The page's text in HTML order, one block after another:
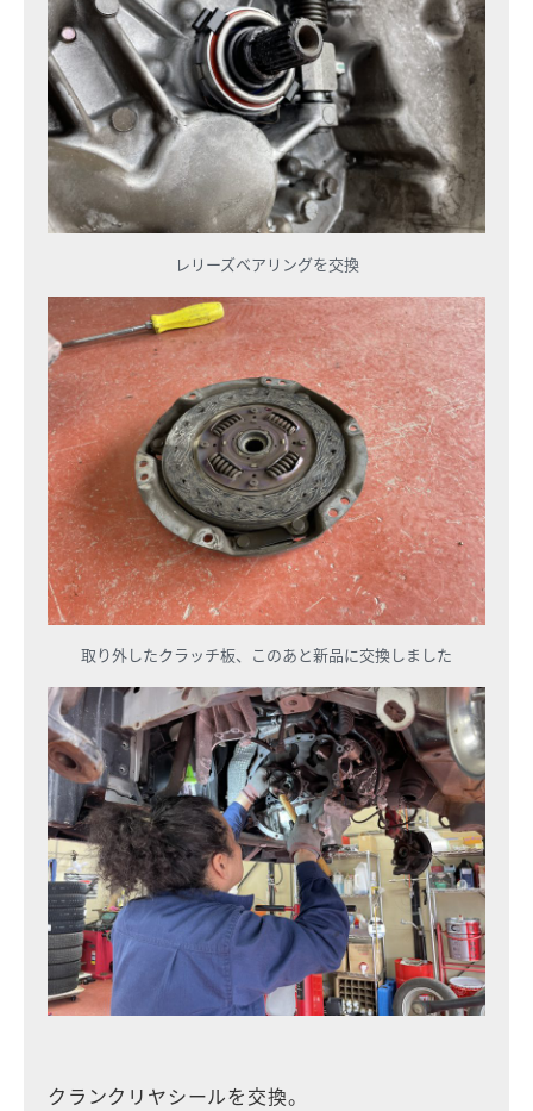
レリーズベアリングを交換
取り外したクラッチ板、このあと新品に交換しました
クランクリヤシールを交換。